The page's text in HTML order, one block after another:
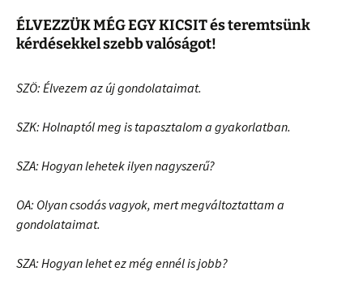
ÉLVEZZÜK MÉG EGY KICSITés teremtsünk
kérdésekkel szebb valóságot!
SZÖ: Élvezem az új gondolataimat.
SZK: Holnaptól meg is tapasztalom a gyakorlatban.
SZA: Hogyan lehetek ilyen nagyszerű?
OA: Olyan csodás vagyok, mert megváltoztattam a
gondolataimat.
SZA: Hogyan lehet ez még ennél is jobb?